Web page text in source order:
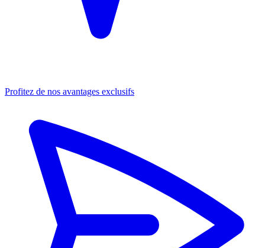
Profitez de nos avantages exclusifs